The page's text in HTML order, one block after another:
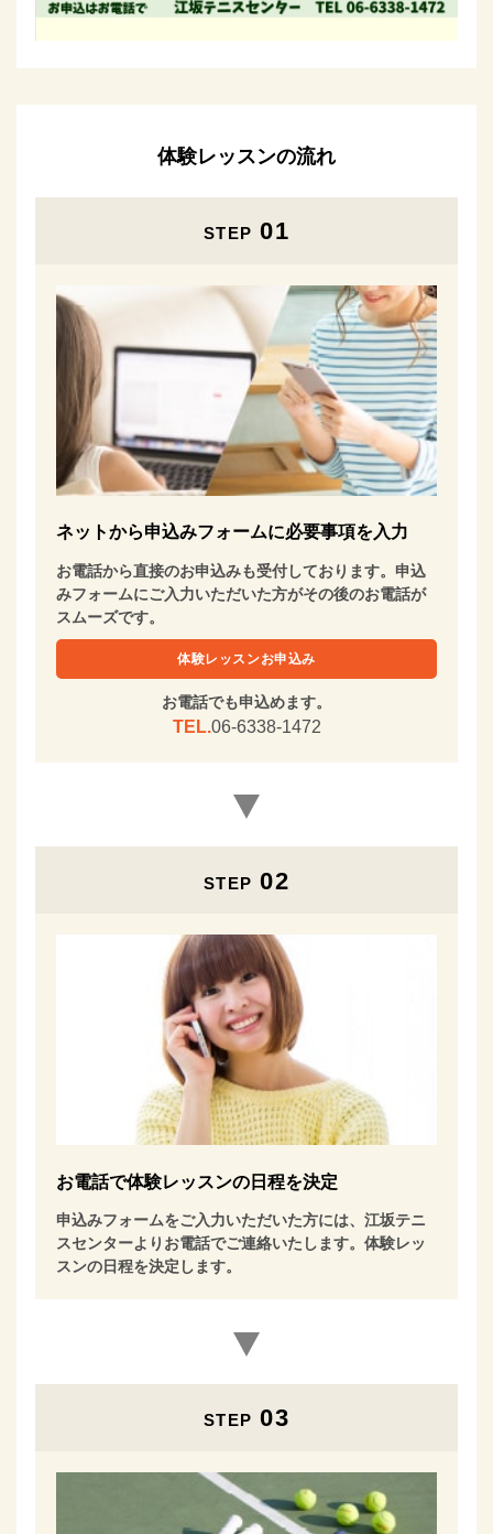
体験レッスンの流れ
STEP 01
ネットから申込みフォームに必要事項を入力
お電話から直接のお申込みも受付しております。申込
みフォームにご入力いただいた方がその後のお電話が
スムーズです。
体験レッスンお申込み
お電話でも申込めます。
TEL.06-6338-1472
STEP 02
お電話で体験レッスンの日程を決定
申込みフォームをご入力いただいた方には、江坂テニ
スセンターよりお電話でご連絡いたします。体験レッ
スンの日程を決定します。
STEP 03